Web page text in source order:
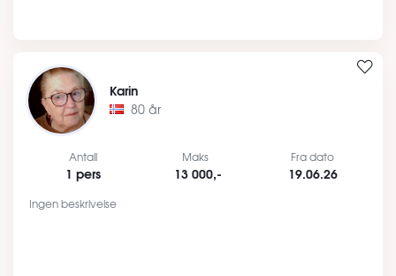
Karin
80 år
Antall
1 pers
Maks
13 000,-
Fra dato
19.06.26
Ingen beskrivelse